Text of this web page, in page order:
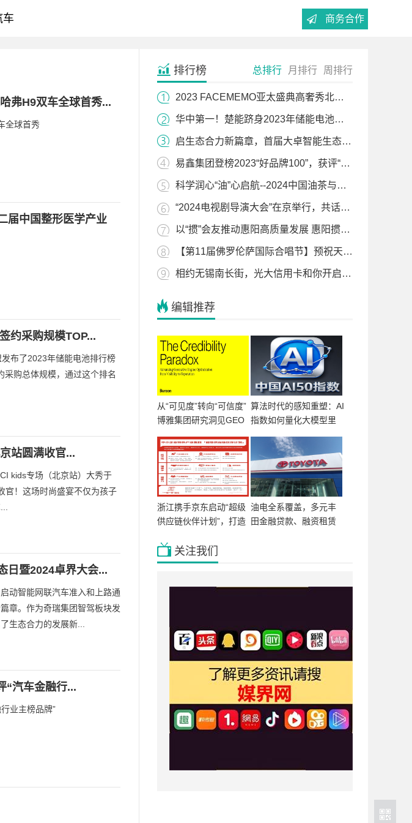
车 商务合作
弗H9双车全球首秀...
全球首秀
届中国整形医学产业
约采购规模TOP...
布了2023年储能电池排行榜
购总体规模，通过这个排名
站圆满收官...
kids专场（北京站）大秀于
官！这场时尚盛宴不仅为孩子
日暨2024卓界大会...
动智能网联汽车准入和上路通
章。作为奇瑞集团智驾板块发
生态合力的发展新...
“汽车金融行...
业主榜品牌”
总排行 月排行 周排行
排行榜
2023 FACEMEMO亚太盛典高奢秀北京站圆满收官——辉煌绽放的时尚盛宴
华中第一！楚能跻身2023年储能电池签约采购规模TOP10
启生态合力新篇章，首届大卓智能生态日暨2024卓界大会成功举办
易鑫集团登榜2023“好品牌100”，获评“汽车金融行业主榜品牌”
科学润心“油”心启航--2024中国油茶与科学营养峰会在沪举行
“2024电视剧导演大会”在京举行，共话“守正创新，致敬时代”
以“掼”会友推动惠阳高质量发展 惠阳掼蛋(全国)精英赛来啦
【第11届佛罗伦萨国际合唱节】预祝天使少年斩获佳绩，为国争光！
相约无锡南长街，光大信用卡和你开启美食之旅！
编辑推荐
从“可见度”转向“可信度”
博雅集团研究洞见GEO
算法时代的感知重塑：AI
指数如何量化大模型里
浙江携手京东启动“超级
供应链伙伴计划”，打造
数字化转型综合服务平
台
油电全系覆盖，多元丰
田金融贷款、融资租赁
关注我们